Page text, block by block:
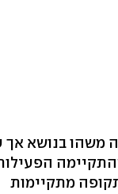
משהו בנושא
מתקיימות